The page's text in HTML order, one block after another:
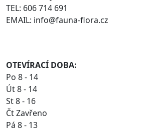
TEL: 606 714 691
EMAIL: info@fauna-flora.cz
OTEVÍRACÍ DOBA:
Po 8 - 14
Út 8 - 14
St 8 - 16
Čt Zavřeno
Pá 8 - 13